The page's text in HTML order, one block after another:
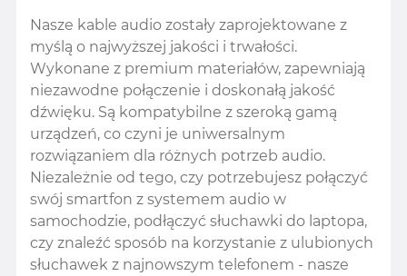
Nasze kable audio zostały zaprojektowane z
myślą o najwyższej jakości i trwałości.
Wykonane z premium materiałów, zapewniają
niezawodne połączenie i doskonałą jakość
dźwięku. Są kompatybilne z szeroką gamą
urządzeń, co czyni je uniwersalnym
rozwiązaniem dla różnych potrzeb audio.
Niezależnie od tego, czy potrzebujesz połączyć
swój smartfon z systemem audio w
samochodzie, podłączyć słuchawki do laptopa,
czy znaleźć sposób na korzystanie z ulubionych
słuchawek z najnowszym telefonem - nasze